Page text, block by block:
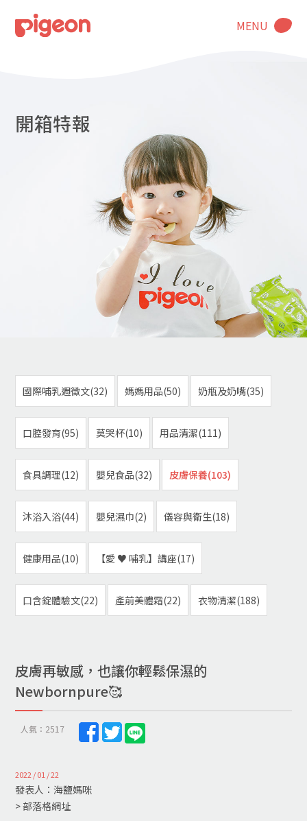
MENU
開箱特報
國際哺乳週徵文(32) 媽媽用品(50) 奶瓶及奶嘴(35)
口腔發育(95) 莫哭杯(10) 用品清潔(111)
食具調理(12) 嬰兒食品(32) 皮膚保養(103)
沐浴入浴(44) 嬰兒濕巾(2) 儀容與衛生(18)
健康用品(10) 【愛 ♥ 哺乳】講座(17)
口含錠體驗文(22) 產前美體霜(22) 衣物清潔(188)
皮膚再敏感，也讓你輕鬆保濕的
Newbornpure🥰
人氣：2517
2022 / 01 / 22
發表人：海鹽媽咪
> 部落格網址